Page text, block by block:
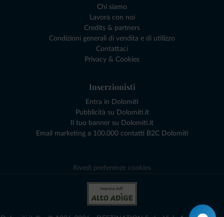
Chi siamo
Lavora con noi
Credits & partners
Condizioni generali di vendita e di utilizzo
Contattaci
Privacy & Cookies
Inserzionisti
Entra in Dolomiti
Pubblicità su Dolomiti.it
Il tuo banner su Dolomiti.it
Email marketing a 100.000 contatti B2C Dolomiti
Rivedi preferenze cookies